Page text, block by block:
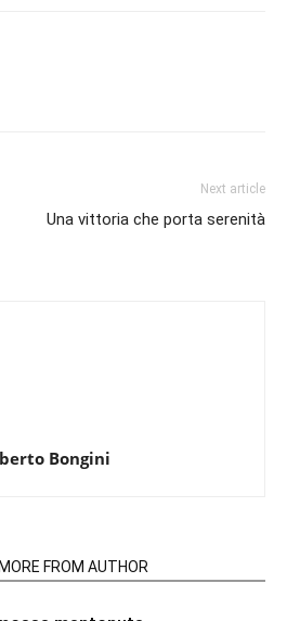
Next article
Una vittoria che porta serenità
Bongini
MORE FROM AUTHOR